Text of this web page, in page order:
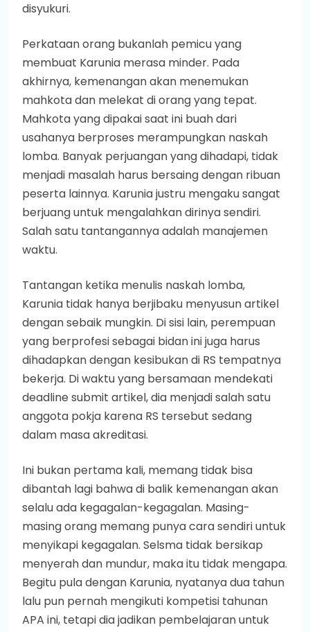
disyukuri.
Perkataan orang bukanlah pemicu yang
membuat Karunia merasa minder. Pada
akhirnya, kemenangan akan menemukan
mahkota dan melekat di orang yang tepat.
Mahkota yang dipakai saat ini buah dari
usahanya berproses merampungkan naskah
lomba. Banyak perjuangan yang dihadapi, tidak
menjadi masalah harus bersaing dengan ribuan
peserta lainnya. Karunia justru mengaku sangat
berjuang untuk mengalahkan dirinya sendiri.
Salah satu tantangannya adalah manajemen
waktu.
Tantangan ketika menulis naskah lomba,
Karunia tidak hanya berjibaku menyusun artikel
dengan sebaik mungkin. Di sisi lain, perempuan
yang berprofesi sebagai bidan ini juga harus
dihadapkan dengan kesibukan di RS tempatnya
bekerja. Di waktu yang bersamaan mendekati
deadline submit artikel, dia menjadi salah satu
anggota pokja karena RS tersebut sedang
dalam masa akreditasi.
Ini bukan pertama kali, memang tidak bisa
dibantah lagi bahwa di balik kemenangan akan
selalu ada kegagalan-kegagalan. Masing-
masing orang memang punya cara sendiri untuk
menyikapi kegagalan. Selsma tidak bersikap
menyerah dan mundur, maka itu tidak mengapa.
Begitu pula dengan Karunia, nyatanya dua tahun
lalu pun pernah mengikuti kompetisi tahunan
APA ini, tetapi dia jadikan pembelajaran untuk